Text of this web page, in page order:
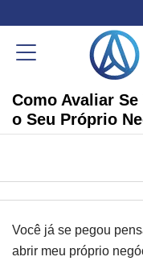
Como Avaliar
o Seu Próprio
Você já se pegou
abrir meu próprio